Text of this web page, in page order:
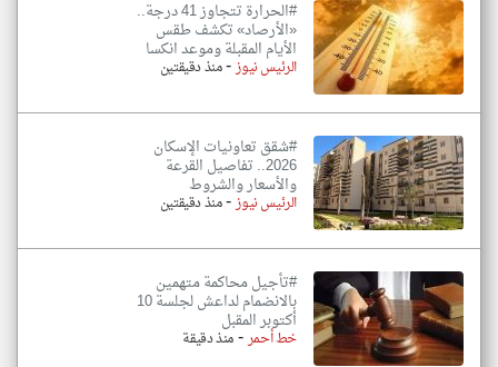
#الحرارة تتجاوز 41 درجة..
«الأرصاد» تكشف طقس
الأيام المقبلة وموعد انكسا
الرئيس نيوز-منذ دقيقتين
#شقق تعاونيات الإسكان
2026.. تفاصيل القرعة
والأسعار والشروط
الرئيس نيوز-منذ دقيقتين
#تأجيل محاكمة متهمين
بالانضمام لداعش لجلسة 10
أكتوبر المقبل
خط أحمر-منذ دقيقة